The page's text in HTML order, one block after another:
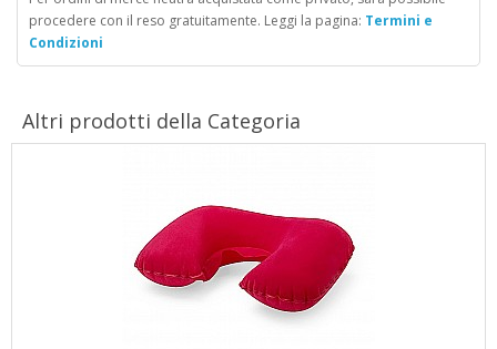
procedere con il reso gratuitamente. Leggi la pagina: Termini e
Condizioni
Altri prodotti della Categoria